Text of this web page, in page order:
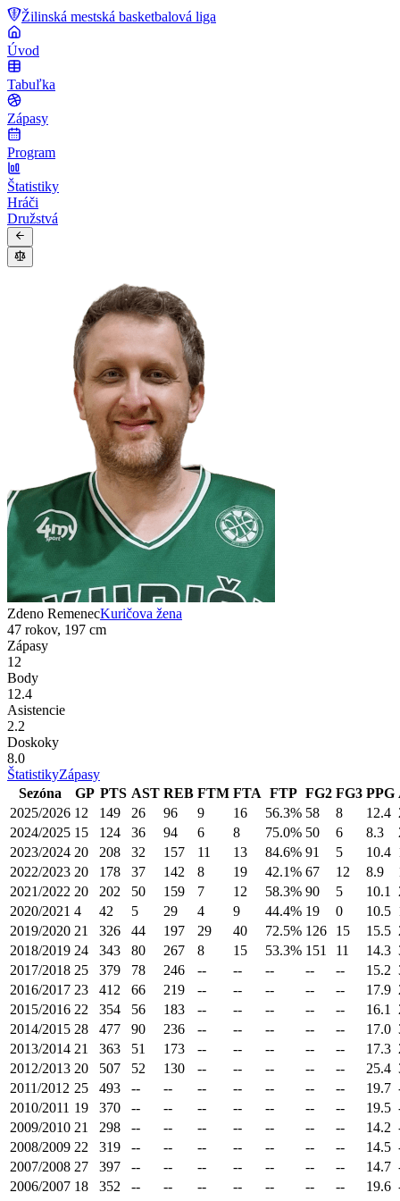
Žilinská mestská basketbalová liga
Úvod
Tabuľka
Zápasy
Program
Štatistiky
Hráči
Družstvá
Zdeno RemenecKuričova žena
47 rokov, 197 cm
Zápasy
12
Body
12.4
Asistencie
2.2
Doskoky
8.0
ŠtatistikyZápasy
Sezóna
GP PTS AST REB FTM FTA FTP FG2 FG3 PPG
2025/2026 12 149 26 96 9 16 56.3% 58 8 12.4
2024/2025 15 124 36 94 6 8 75.0% 50 6 8.3
2023/2024 20 208 32 157 11 13 84.6% 91 5 10.4
2022/2023 20 178 37 142 8 19 42.1% 67 12 8.9
2021/2022 20 202 50 159 7 12 58.3% 90 5 10.1
2020/2021 4 42 5 29 4 9 44.4% 19 0 10.5
2019/2020 21 326 44 197 29 40 72.5% 126 15 15.5
2018/2019 24 343 80 267 8 15 53.3% 151 11 14.3
2017/2018 25 379 78 246 -- -- -- -- -- 15.2
2016/2017 23 412 66 219 -- -- -- -- -- 17.9
2015/2016 22 354 56 183 -- -- -- -- -- 16.1
2014/2015 28 477 90 236 -- -- -- -- -- 17.0
2013/2014 21 363 51 173 -- -- -- -- -- 17.3
2012/2013 20 507 52 130 -- -- -- -- -- 25.4
2011/2012 25 493 -- -- -- -- -- -- -- 19.7
2010/2011 19 370 -- -- -- -- -- -- -- 19.5
2009/2010 21 298 -- -- -- -- -- -- -- 14.2
2008/2009 22 319 -- -- -- -- -- -- -- 14.5
2007/2008 27 397 -- -- -- -- -- -- -- 14.7
2006/2007 18 352 -- -- -- -- -- -- -- 19.6